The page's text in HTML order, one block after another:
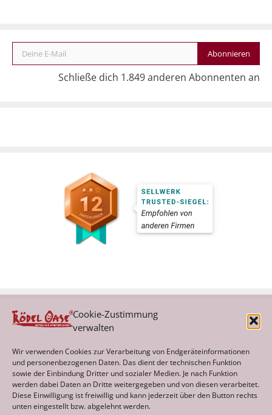
Cookie-Zustimmung
verwalten
Wir verwenden Cookies zur Verarbeitung von Endgeräteinformationen
und personenbezogenen Daten. Das dient der technischen Funktion
sowie der Einbindung Dritter und sozialer Medien. Je nach Funktion
werden dabei Daten an Dritte weitergegeben und von diesen verarbeitet.
Diese Einwilligung ist freiwillig und kann jederzeit über den Button rechts
unten eingestellt bzw. abgelehnt werden.
Deine E-Mail
Abonnieren
Schließe dich 1.849 anderen Abonnenten an
Archiv